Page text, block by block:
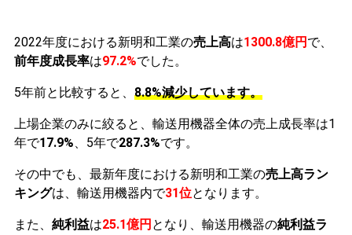
2022年度における新明和工業の売上高は1300.8億円 で、
前年度成長率は97.2%でした。
5年前と比較すると、 8.8%減少しています。
上場企業のみに絞ると、輸送用機器全体の売上成長率は1
年で17.9%、5年で287.3%です。
その中でも、最新年度における新明和工業の売上高ラン
キングは、輸送用機器内で31位となります。
また、 純利益は25.1億円 となり、輸送用機器の純利益ラ